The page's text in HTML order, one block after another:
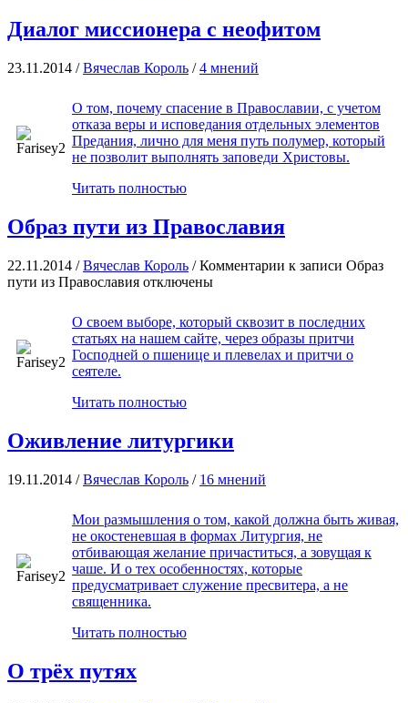
Диалог миссионера с неофитом
23.11.2014 /Вячеслав Король /4 мнений
О том, почему спасение в Православии, с учетом
отказа веры и исповедания отдельных элементов
Предания, лично для меня путь полумер, который
не позволит выполнять заповеди Христовы.
Читать полностью
Образ пути из Православия
22.11.2014 /Вячеслав Король /Комментарии к записи Образ
пути из Православия отключены
О своем выборе, который сквозит в последних
статьях на нашем сайте, через образы притчи
Господней о пшенице и плевелах и притчи о
сеятеле.
Читать полностью
Оживление литургики
19.11.2014 /Вячеслав Король / 16 мнений
Мои размышления о том, какой должна быть живая,
не окостеневшая в формах Литургия, не
отбивающая желание причаститься, а зовущая к
чаше. И о тех особенностях, которые
предусматривает служение пресвитера, а не
священника.
Читать полностью
О трёх путях